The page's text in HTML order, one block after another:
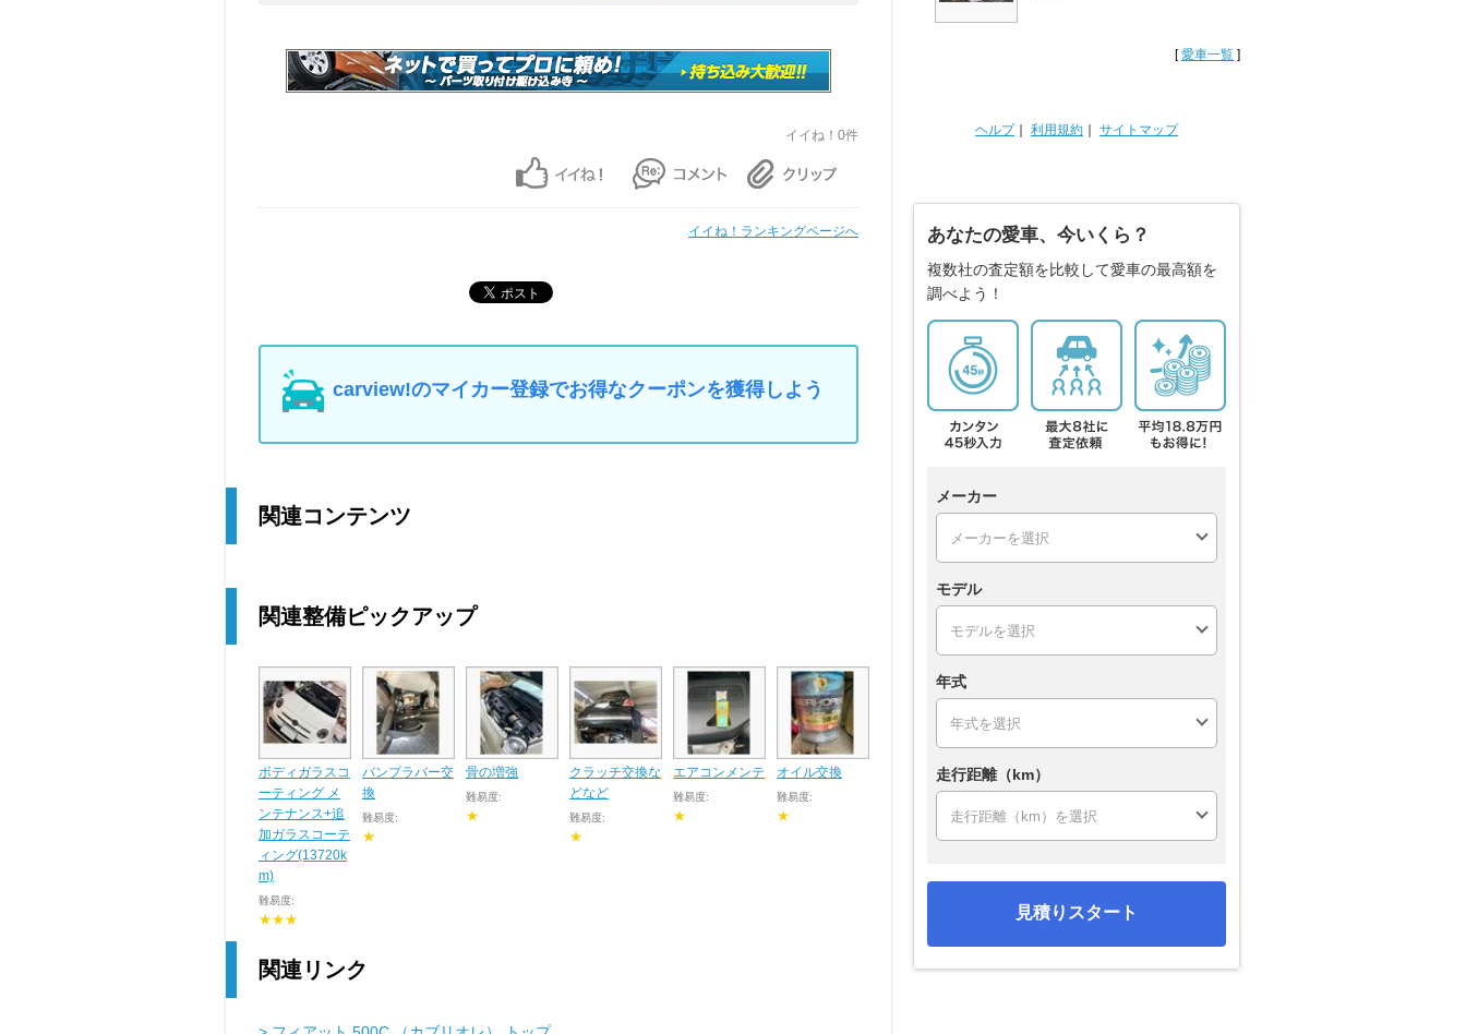
イイね！0件
イイね！ランキングページへ
carview!のマイカー登録でお得なクーポンを獲得しよう
関連コンテンツ
関連整備ピックアップ
ボディガラスコ
ーティング メ
ンテナンス+追
加ガラスコーテ
ィング(13720k
m)
難易度:
★★★
バンプラバー交
換
難易度:
★
骨の増強
難易度:
★
クラッチ交換な
どなど
難易度:
★
エアコンメンテ
難易度:
★
オイル交換
難易度:
★
関連リンク
[愛車一覧 ]
ヘルプ｜ 利用規約 サイトマップ
あなたの愛車、今いくら？
複数社の査定額を比較して愛車の最高額を
調べよう！
メーカー
モデル
年式
走行距離（km）
見積りスタート